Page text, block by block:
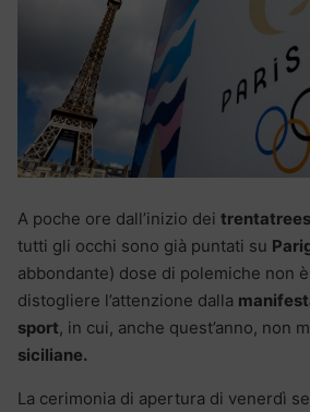
A poche ore dall’inizio dei
tutti gli occhi sono già puntati su
abbondante) dose di polemiche non
distogliere l’attenzione dalla
sport, in cui, anche quest’anno, non
siciliane.
La cerimonia di apertura di venerdì